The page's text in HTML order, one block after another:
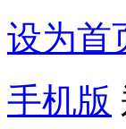
设为首
手机版